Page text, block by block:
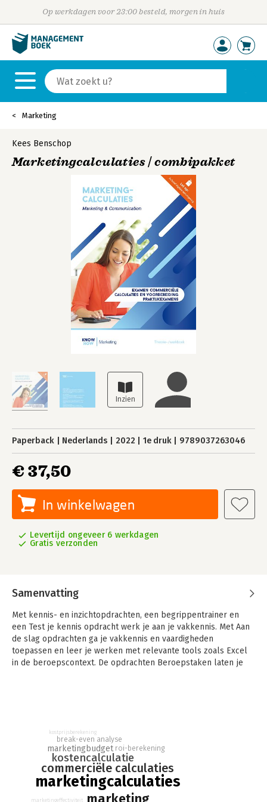
Op werkdagen voor 23:00 besteld, morgen in huis
Marketing
Kees Benschop
Marketingcalculaties | combipakket
Paperback Nederlands 2022 1e druk 9789037263046
€ 37,50
In winkelwagen
Levertijd ongeveer 6 werkdagen
Gratis verzonden
Samenvatting
Met kennis- en inzichtopdrachten, een begrippentrainer en
een Test je kennis opdracht werk je aan je vakkennis. Met Aan
de slag opdrachten ga je vakkennis en vaardigheden
toepassen en leer je werken met relevante tools zoals Excel
in de beroepscontext. De opdrachten Beroepstaken laten je
Combipakket
Dit combipakket bestaat uit een theorie-/werkboek en een
licentie die toegang geeft tot de digitale leeromgeving. Deze is
geldig gedurende één jaar en kan kosteloos verlengd worden.
Knowhow | Marketing
marketingcalculaties
commerciële calculaties
kostencalculatie
marketingbudget
break-even analyse
roi-berekening
marketingeffectiviteit
kostprijsberekening